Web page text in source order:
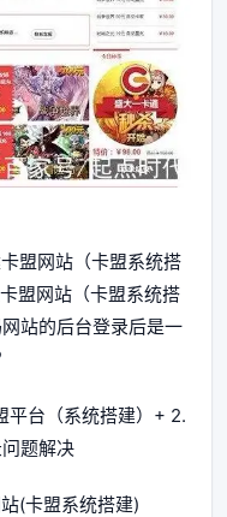
盟网站（卡盟系统搭
盟网站（卡盟系统搭
站的后台登录后是一
平台（系统搭建）+ 2.
题解决
(卡盟系统搭建)